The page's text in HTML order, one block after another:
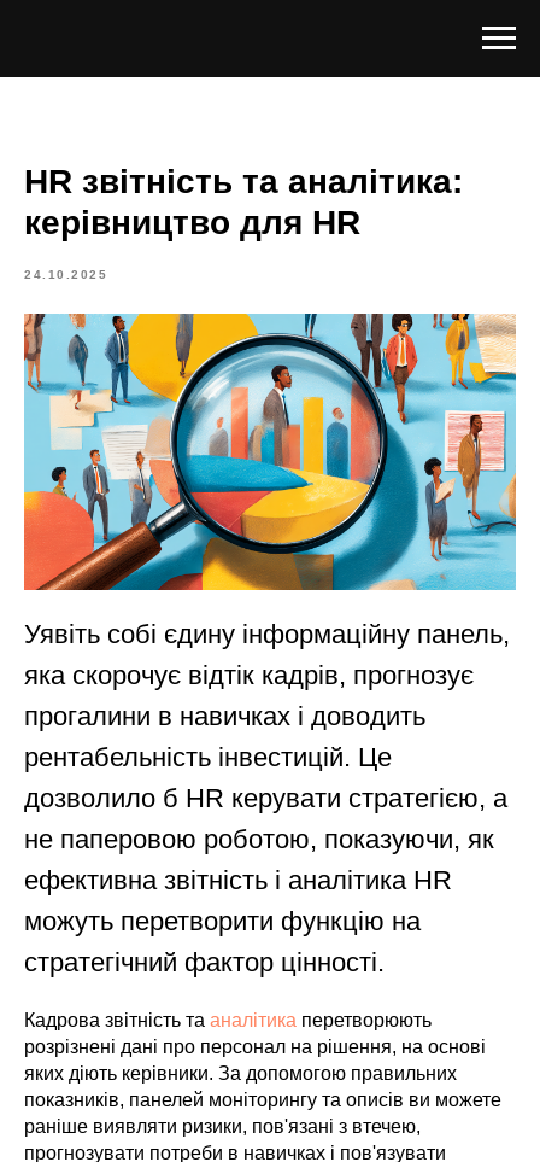
HR звітність та аналітика:
керівництво для HR
24.10.2025
Уявіть собі єдину інформаційну панель,
яка скорочує відтік кадрів, прогнозує
прогалини в навичках і доводить
рентабельність інвестицій. Це
дозволило б HR керувати стратегією, а
не паперовою роботою, показуючи, як
ефективна звітність і аналітика HR
можуть перетворити функцію на
стратегічний фактор цінності.
Кадрова звітність та аналітика перетворюють
розрізнені дані про персонал на рішення, на основі
яких діють керівники. За допомогою правильних
показників, панелей моніторингу та описів ви можете
раніше виявляти ризики, пов'язані з втечею,
прогнозувати потреби в навичках і пов'язувати